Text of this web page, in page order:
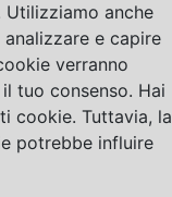
anche
e capire
verranno
tuo consenso. Hai
cookie. Tuttavia, la
potrebbe influire